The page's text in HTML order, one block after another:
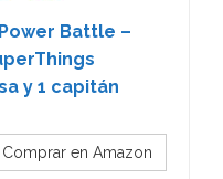
Power Battle –
y 1 capitán
Comprar en Amazon